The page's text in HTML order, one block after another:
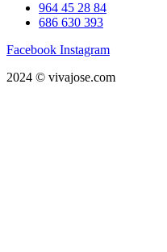
964 45 28 84
686 630 393
Facebook Instagram
2024 © vivajose.com